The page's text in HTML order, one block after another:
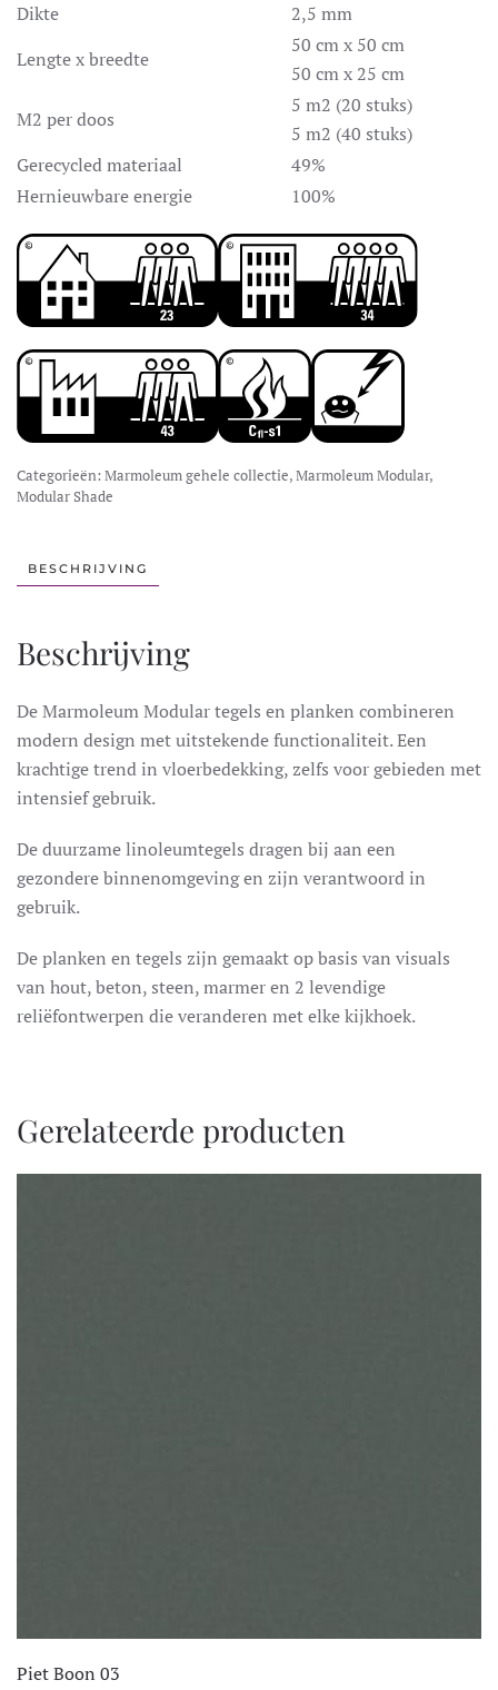
Dikte
2,5 mm
Lengte x breedte
50 cm x 50 cm
50 cm x 25 cm
M2 per doos
5 m2 (20 stuks)
5 m2 (40 stuks)
Gerecycled materiaal
49%
Hernieuwbare energie
100%
Categorieën: Marmoleum gehele collectie,Marmoleum Modular,
Modular Shade
BESCHRIJVING
Beschrijving
De Marmoleum Modular tegels en planken combineren
modern design met uitstekende functionaliteit. Een
krachtige trend in vloerbedekking, zelfs voor gebieden met
intensief gebruik.
De duurzame linoleumtegels dragen bij aan een
gezondere binnenomgeving en zijn verantwoord in
gebruik.
De planken en tegels zijn gemaakt op basis van visuals
van hout, beton, steen, marmer en 2 levendige
reliëfontwerpen die veranderen met elke kijkhoek.
Gerelateerde producten
Piet Boon 03